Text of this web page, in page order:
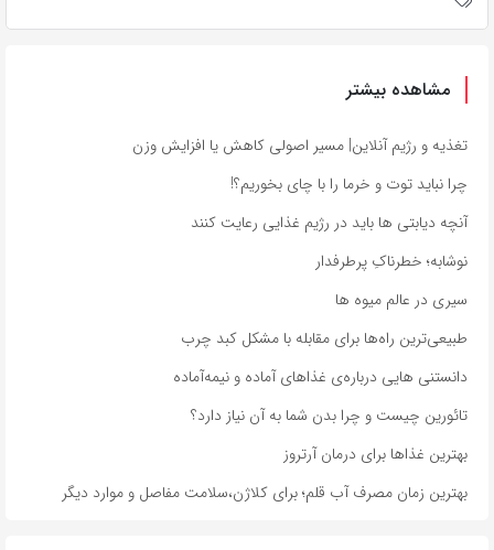
مشاهده بیشتر
تغذیه و رژیم آنلاین| مسیر اصولی کاهش یا افزایش وزن
چرا نباید توت و خرما را با چای بخوریم؟!
آنچه دیابتی ها باید در رژیم غذایی رعایت کنند
نوشابه؛ خطرناکِ پرطرفدار
سیری در عالم میوه‌ ها
طبیعی‌ترین راه‌ها برای مقابله با مشکل کبد چرب
دانستنی هایی درباره‌ی غذاهای آماده و نیمه‌آماده
تائورین چیست و چرا بدن شما به آن نیاز دارد؟
بهترین غذاها برای درمان آرتروز
بهترین زمان مصرف آب قلم؛ برای کلاژن،سلامت مفاصل و موارد دیگر